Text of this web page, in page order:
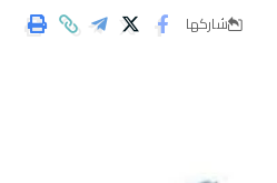
شاركها